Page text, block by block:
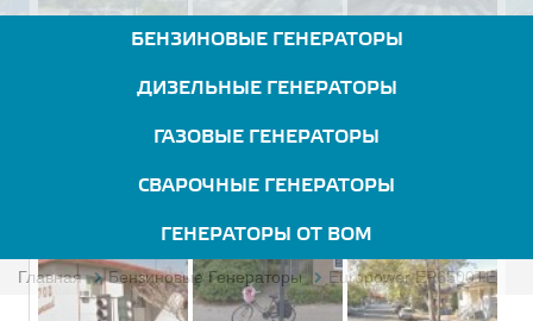
БЕНЗИНОВЫЕ ГЕНЕРАТОРЫ
ДИЗЕЛЬНЫЕ ГЕНЕРАТОРЫ
ГАЗОВЫЕ ГЕНЕРАТОРЫ
СВАРОЧНЫЕ ГЕНЕРАТОРЫ
ГЕНЕРАТОРЫ ОТ ВОМ
Главная Бензиновые Генераторы Europower EP6500TE